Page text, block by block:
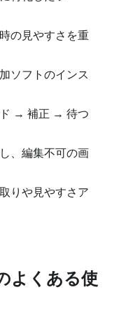
の見やすさを重
ソフトのインス
→ 補正 → 待つ
、編集不可の画
りや見やすさア
よくある使